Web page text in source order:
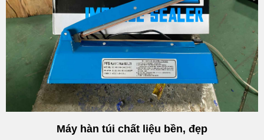
Máy hàn túi chất liệu bền, đẹp